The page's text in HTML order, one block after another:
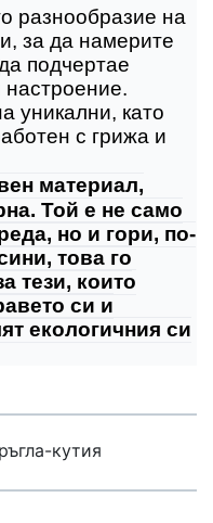
разнообразие на
за да намерите
подчертае
уникални, като
с грижа и
материал,
Той е не само
но и гори, по-
това го
тези, които
си и
екологичния си
кутия